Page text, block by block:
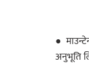
●
अनुभूति